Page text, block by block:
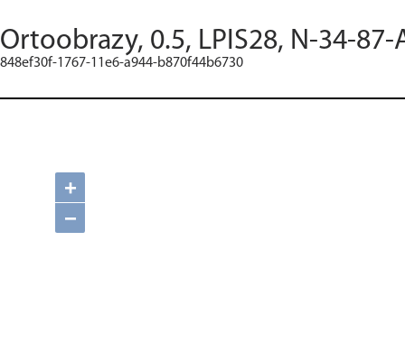
Ortoobrazy, 0.5, LPIS28, N-34-87-
848ef30f-1767-11e6-a944-b870f44b6730
+
−